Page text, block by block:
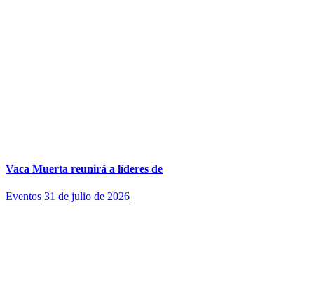
Vaca Muerta reunirá a líderes de
Eventos 31 de julio de 2026